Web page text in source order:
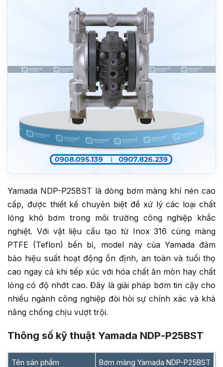
Yamada NDP-P25BST là dòng bơm màng khí nén cao
cấp, được thiết kế chuyên biệt để xử lý các loại chất
lỏng khó bơm trong môi trường công nghiệp khắc
nghiệt. Với vật liệu cấu tạo từ Inox 316 cùng màng
PTFE (Teflon) bền bỉ, model này của Yamada đảm
bảo hiệu suất hoạt động ổn định, an toàn và tuổi thọ
cao ngay cả khi tiếp xúc với hóa chất ăn mòn hay chất
lỏng có độ nhớt cao. Đây là giải pháp bơm tin cậy cho
nhiều ngành công nghiệp đòi hỏi sự chính xác và khả
năng chống chịu vượt trội.
Thông số kỹ thuật Yamada NDP-P25BST
Tên sản phẩm Bơm màng Yamada NDP-P25BST